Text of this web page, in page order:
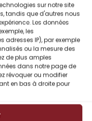
sur notre site
tandis que d'autres nous
Les données
les
adresses IP), par exemple
ou la mesure des
de plus amples
dans notre page de
révoquer ou modifier
en bas à droite pour